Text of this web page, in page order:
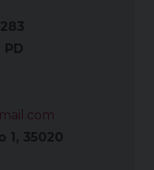
1, 35020